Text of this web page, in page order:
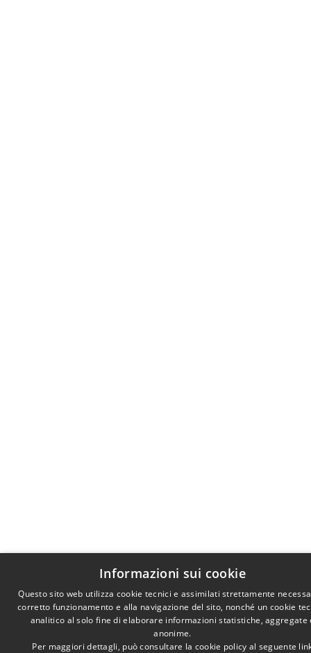
Informazioni sui cookie
Questo sito web utilizza cookie tecnici e assimilati strettamente
corretto funzionamento e alla navigazione del sito, nonché un cookie
analitico al solo fine di elaborare informazioni statistiche, aggregate
anonime.
Per maggiori dettagli, può consultare la cookie policy al seguente